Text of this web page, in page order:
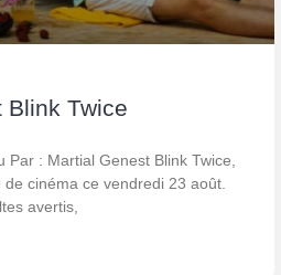
Blink Twice
Par : Martial Genest Blink Twice,
de cinéma ce vendredi 23 août.
avertis,